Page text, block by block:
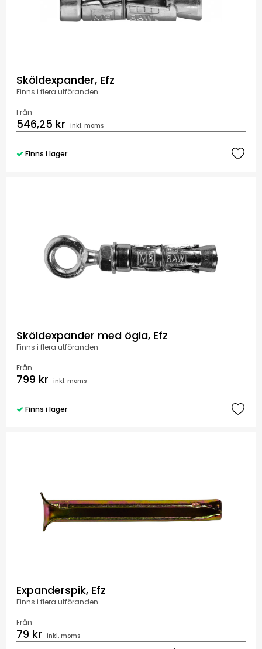
Sköldexpander, Efz
Finns i flera utföranden
Från
546,25 kr inkl. moms
Finns i lager
Sköldexpander med ögla, Efz
Finns i flera utföranden
Från
799 kr inkl. moms
Finns i lager
Expanderspik, Efz
Finns i flera utföranden
Från
79 kr inkl. moms